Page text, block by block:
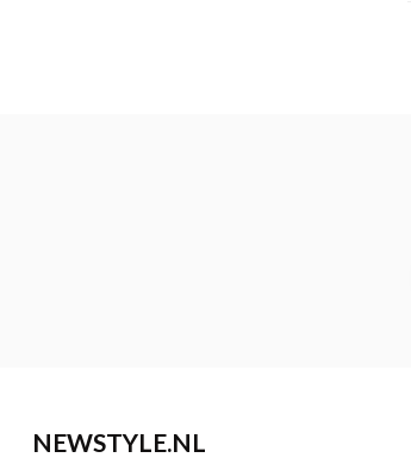
NEWSTYLE.NL